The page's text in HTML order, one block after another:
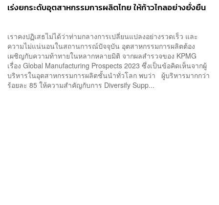
เร่งยกระดับอุตสาหกรรมการผลิตไทย ให้ก้าวไกลอย่างยั่งยืน
เราคงปฏิเสธไม่ได้ว่าท่ามกลางการเปลี่ยนแปลงอย่างรวดเร็ว และ
ความไม่แน่นอนในสถานการณ์ปัจจุบัน อุตสาหกรรมการผลิตต้อง
เผชิญกับความท้าทายในหลากหลายมิติ จากผลสำรวจของ KPMG
เรื่อง Global Manufacturing Prospects 2023 ซึ่งเป็นข้อคิดเห็นจากผู้
บริหารในอุตสาหกรรมการผลิตชั้นนำทั่วโลก พบว่า ผู้บริหารมากกว่า
ร้อยละ 85 ให้ความสำคัญกับการ Diversify Supp...